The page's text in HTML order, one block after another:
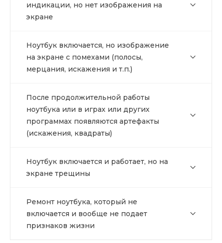
индикации, но нет изображения на
экране
Ноутбук включается, но изображение
на экране с помехами (полосы,
мерцания, искажения и т.п.)
После продолжительной работы
ноутбука или в играх или других
программах появляются артефакты
(искажения, квадраты)
Ноутбук включается и работает, но на
экране трещины
Ремонт ноутбука, который не
включается и вообще не подает
признаков жизни